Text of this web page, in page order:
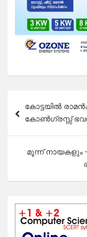
navigation
കോട്ടയിൽ
കോൺഗ്രസ്സ്
മൂന്ന് നായകളും –